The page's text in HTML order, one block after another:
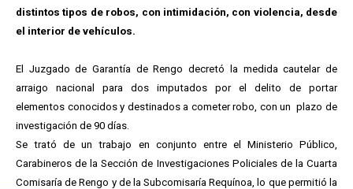
distintos tipos de robos, con intimidación, con violencia, desde
el interior de vehículos.
El Juzgado de Garantía de Rengo decretó la medida cautelar de
arraigo nacional para dos imputados por el delito de portar
elementos conocidos y destinados a cometer robo, con un plazo de
investigación de 90 días.
Se trató de un trabajo en conjunto entre el Ministerio Público,
Carabineros de la Sección de Investigaciones Policiales de la Cuarta
Comisaría de Rengo y de la Subcomisaría Requínoa, lo que permitió la